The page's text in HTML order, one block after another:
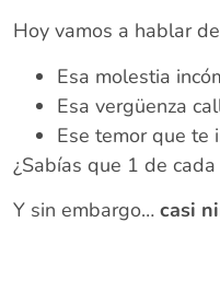
Hoy vamos a hablar
Esa molestia
Esa vergüenza
Ese temor que te
¿Sabías que 1 de
Y sin embargo… casi